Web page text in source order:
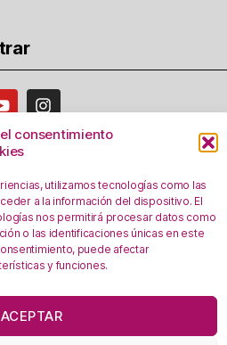
consentimiento
utilizamos tecnologías como las
a la información del dispositivo. El
nos permitirá procesar datos como
o las identificaciones únicas en este
puede afectar
y funciones.
ACEPTAR
responsables del